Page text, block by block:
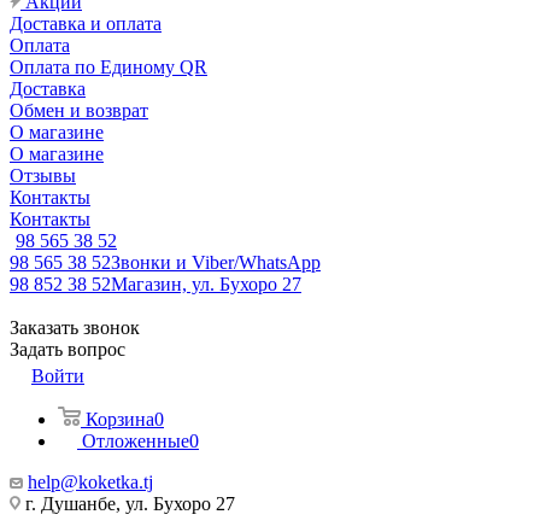
Доставка и оплата
Оплата
Оплата по Единому QR
Доставка
Обмен и возврат
О магазине
О магазине
Отзывы
Контакты
Контакты
98 565 38 52
98 565 38 52Звонки и Viber/WhatsApp
98 852 38 52Магазин, ул. Бухоро 27
Заказать звонок
Задать вопрос
Войти
Корзина0
Отложенные0
help@koketka.tj
г. Душанбе, ул. Бухоро 27